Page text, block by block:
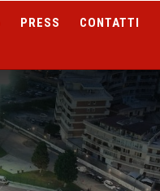
PRESS
CONTATTI